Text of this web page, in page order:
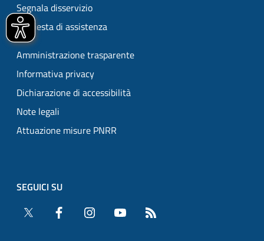
Segnala disservizio
Richiesta di assistenza
Amministrazione trasparente
Informativa privacy
Dichiarazione di accessibilità
Note legali
Attuazione misure PNRR
SEGUICI SU
Twitter
Facebook Instagram YouTube